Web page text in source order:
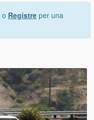
o Registre per una